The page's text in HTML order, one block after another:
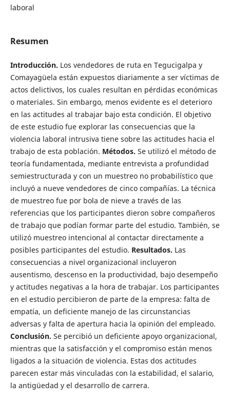
laboral
Resumen
Introducción. Los vendedores de ruta en Tegucigalpa y
Comayagüela están expuestos diariamente a ser víctimas de
actos delictivos, los cuales resultan en pérdidas económicas
o materiales. Sin embargo, menos evidente es el deterioro
en las actitudes al trabajar bajo esta condición. El objetivo
de este estudio fue explorar las consecuencias que la
violencia laboral intrusiva tiene sobre las actitudes hacia el
trabajo de esta población. Métodos. Se utilizó el método de
teoría fundamentada, mediante entrevista a profundidad
semiestructurada y con un muestreo no probabilístico que
incluyó a nueve vendedores de cinco compañías. La técnica
de muestreo fue por bola de nieve a través de las
referencias que los participantes dieron sobre compañeros
de trabajo que podían formar parte del estudio. También, se
utilizó muestreo intencional al contactar directamente a
posibles participantes del estudio. Resultados. Las
consecuencias a nivel organizacional incluyeron
ausentismo, descenso en la productividad, bajo desempeño
y actitudes negativas a la hora de trabajar. Los participantes
en el estudio percibieron de parte de la empresa: falta de
empatía, un deficiente manejo de las circunstancias
adversas y falta de apertura hacia la opinión del empleado.
Conclusión. Se percibió un deficiente apoyo organizacional,
mientras que la satisfacción y el compromiso están menos
ligados a la situación de violencia. Estas dos actitudes
parecen estar más vinculadas con la estabilidad, el salario,
la antigüedad y el desarrollo de carrera.